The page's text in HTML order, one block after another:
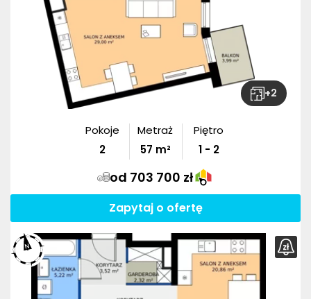
+2
Pokoje
2
Metraż
57 m²
Piętro
1 - 2
od 703 700 zł
Zapytaj o ofertę